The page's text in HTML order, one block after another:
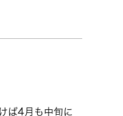
ば4月も中旬に